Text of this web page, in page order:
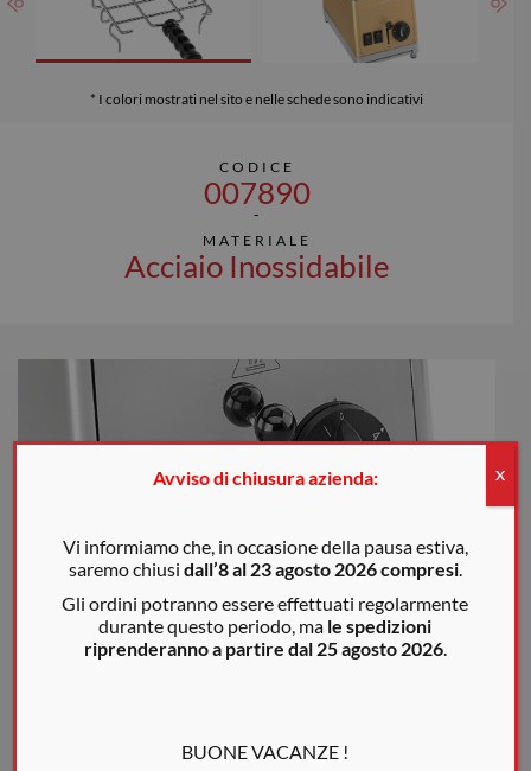
* I colori mostrati nel sito e nelle schede sono indicativi
CODICE
007890
MATERIALE
Acciaio Inossidabile
LEVA MANUALE
Avviso di chiusura azienda:
Vi informiamo che, in occasione della pausa estiva,
saremo chiusi dall’8 al 23 agosto 2026 compresi.
Gli ordini potranno essere effettuati regolarmente
durante questo periodo, ma le spedizioni
riprenderanno a partire dal 25 agosto 2026.
BUONE VACANZE !
X